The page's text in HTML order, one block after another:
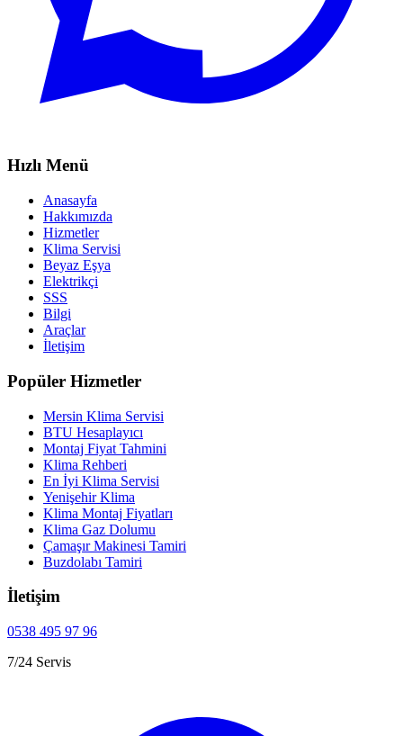
Hızlı Menü
Anasayfa
Hakkımızda
Hizmetler
Klima Servisi
Beyaz Eşya
Elektrikçi
SSS
Bilgi
Araçlar
İletişim
Popüler Hizmetler
Mersin Klima Servisi
BTU Hesaplayıcı
Montaj Fiyat Tahmini
Klima Rehberi
En İyi Klima Servisi
Yenişehir Klima
Klima Montaj Fiyatları
Klima Gaz Dolumu
Çamaşır Makinesi Tamiri
Buzdolabı Tamiri
İletişim
0538 495 97 96
7/24 Servis